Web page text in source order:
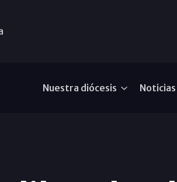
Nuestra diócesis Noticias